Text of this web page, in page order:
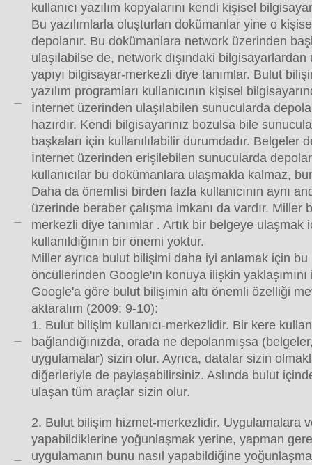
kullanıcı yazılım kopyalarını kendi kişisel
Bu yazılımlarla oluşturlan dokümanlar yine o
depolanır. Bu dokümanlara network üzerinden
ulaşılabilse de, network dışındaki
yapıyı bilgisayar-merkezli diye tanımlar. Bulut
yazılım programları kullanıcının kişisel
İnternet üzerinden ulaşılabilen sunucularda
hazırdır. Kendi bilgisayarınız bozulsa bile
başkaları için kullanılılabilir durumdadır. Belgeler
İnternet üzerinden erişilebilen sunucularda
kullanıcılar bu dokümanlara ulaşmakla kalmaz,
Daha da önemlisi birden fazla kullanıcının aynı
üzerinde beraber çalışma imkanı da vardır. Miller
merkezli diye tanımlar . Artık bir belgeye ulaşmak
kullanıldığının bir önemi yoktur.
Miller ayrıca bulut bilişimi daha iyi anlamak için bu
öncüllerinden Google'ın konuya ilişkin
Google'a göre bulut bilişimin altı önemli özelliği
aktaralım (2009: 9-10):
1. Bulut bilişim kullanıcı-merkezlidir. Bir kere
bağlandığınızda, orada ne depolanmışsa
uygulamalar) sizin olur. Ayrıca, datalar sizin
diğerleriyle de paylaşabilirsiniz. Aslında bulut
ulaşan tüm araçlar sizin olur.
2. Bulut bilişim hizmet-merkezlidir. Uygulamalara
yapabildiklerine yoğunlaşmak yerine, yapman
uygulamanın bunu nasıl yapabildiğine